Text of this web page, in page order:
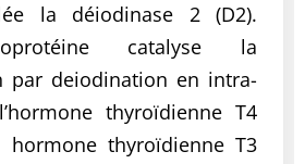
la déiodinase 2 (D2).
catalyse la
par deiodination en intra-
thyroïdienne T4
hormone thyroïdienne T3